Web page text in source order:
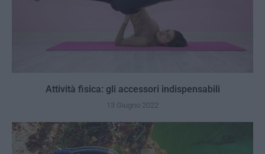
Attività fisica: gli accessori indispensabili
13 Giugno 2022